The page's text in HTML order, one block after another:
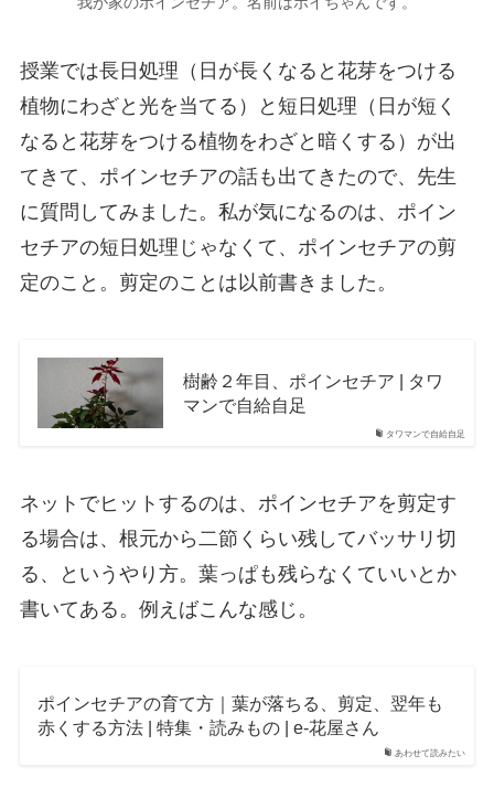
授業では長日処理（日が長くなると花芽をつける
植物にわざと光を当てる）と短日処理（日が短く
なると花芽をつける植物をわざと暗くする）が出
てきて、ポインセチアの話も出てきたので、先生
に質問してみました。私が気になるのは、ポイン
セチアの短日処理じゃなくて、ポインセチアの剪
定のこと。剪定のことは以前書きました。
タワマンで自給自足
樹齢２年目、ポインセチア | タワ
マンで自給自足
ネットでヒットするのは、ポインセチアを剪定す
る場合は、根元から二節くらい残してバッサリ切
る、というやり方。葉っぱも残らなくていいとか
書いてある。例えばこんな感じ。
あわせて読みたい
ポインセチアの育て方｜葉が落ちる、剪定、翌年も
赤くする方法 | 特集・読みもの | e-花屋さん